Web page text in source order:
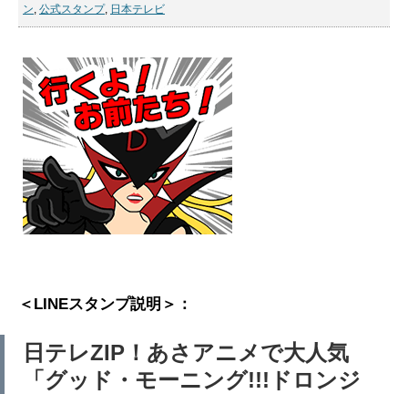
ン, 公式スタンプ, 日本テレビ
＜LINEスタンプ説明＞：
日テレZIP！あさアニメで大人気
「グッド・モーニング!!!ドロンジ